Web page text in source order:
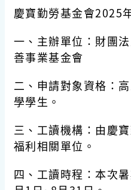
慶寶勤勞基金會2025
一、主辦單位：財團
善事業基金會
二、申請對象資格：
學學生。
三、工讀機構：由慶
福利相關單位。
四、工讀時程：本次